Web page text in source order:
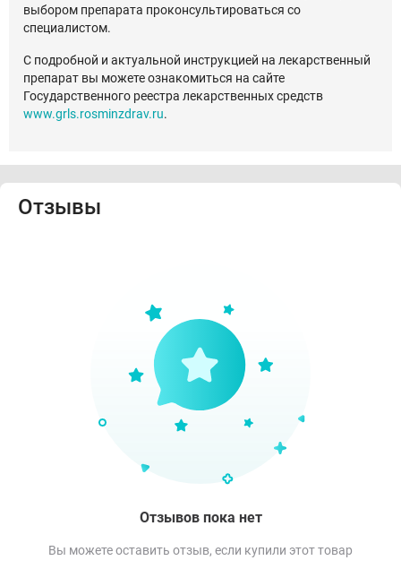
выбором препарата проконсультироваться со
специалистом.
С подробной и актуальной инструкцией на лекарственный
препарат вы можете ознакомиться на сайте
Государственного реестра лекарственных средств
www.grls.rosminzdrav.ru.
Отзывы
Отзывов пока нет
Вы можете оставить отзыв, если купили этот товар